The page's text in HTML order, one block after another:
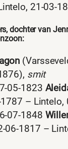
21-03-
dochter van
smit
05-1823
– Lintelo,
07-1848
06-1817 –